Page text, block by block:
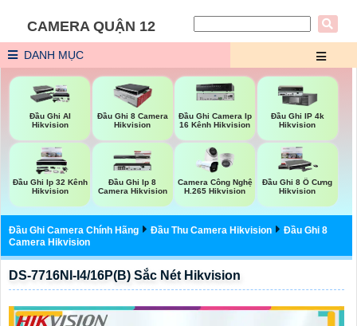
CAMERA QUẬN 12
DANH MỤC
Đầu Ghi AI
Hikvision
Đầu Ghi 8 Camera
Hikvision
Đầu Ghi Camera Ip
16 Kênh Hikvision
Đầu Ghi IP 4k
Hikvision
Đầu Ghi Ip 32 Kênh
Hikvision
Đầu Ghi Ip 8
Camera Hikvision
Camera Công Nghệ
H.265 Hikvision
Đầu Ghi 8 Ổ Cưng
Hikvision
Đầu Ghi Camera Chính Hãng Đầu Thu Camera Hikvision
Đầu Ghi 8
Camera Hikvision
DS-7716NI-I4/16P(B) Sắc Nét Hikvision